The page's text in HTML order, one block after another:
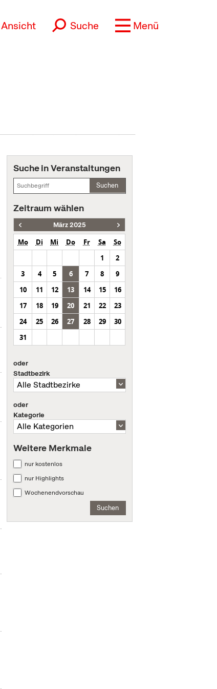
Ansicht Suche Menü
Suche in Veranstaltungen
Suchen
Zeitraum wählen
März 2025
Mo Di Mi Do Fr Sa
So
1
2
3
4 5 6 7 8
9
10
11 12 13 14 15
16
17
18 19 20 21 22
23
24
25 26 27 28 29
30
31
oder
Stadtbezirk
oder
Kategorie
Weitere Merkmale
nur kostenlos
nur Highlights
Wochenendvorschau
Suchen